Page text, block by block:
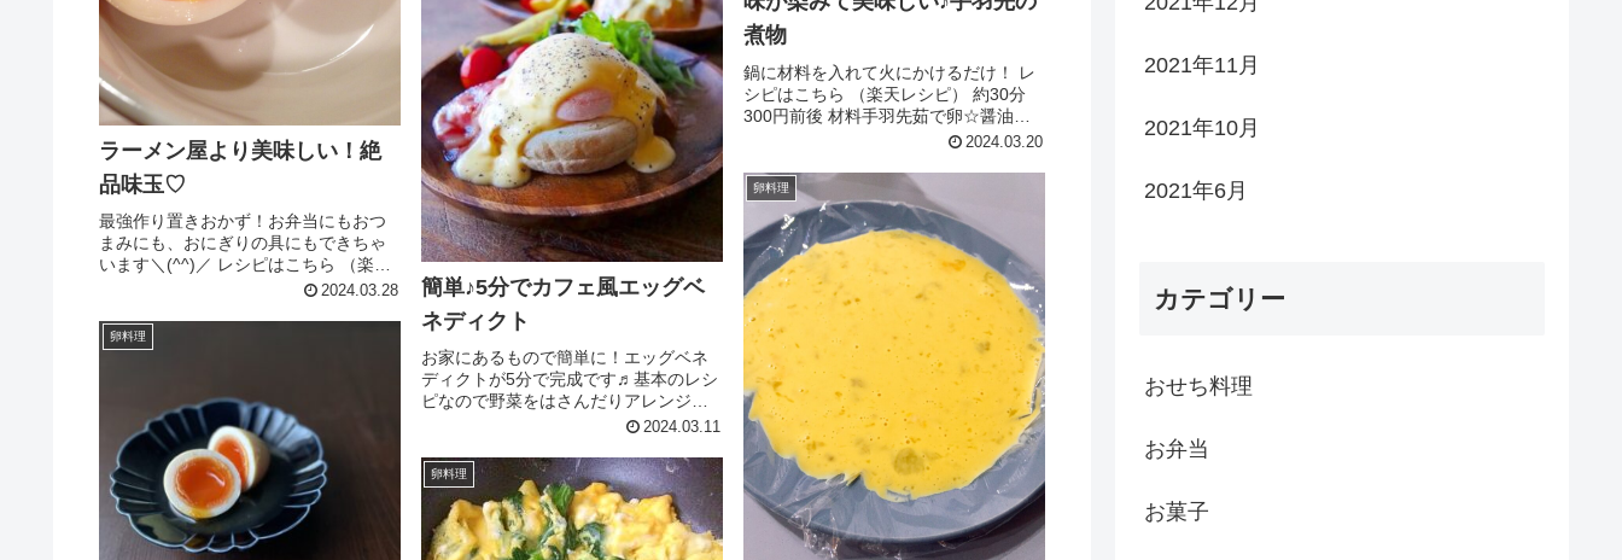
ラーメン屋より美味しい！絶
品味玉♡
最強作り置きおかず！お弁当にもおつ
まみにも、おにぎりの具にもできちゃ
います＼(^^)／ レシピはこちら （楽天
レシピ） 1時間以上 300円前後 材料卵
みりん☆醤油☆白だしみんなのレビュ
ー
2024.03.28
煮物
鍋に材料を入れて火にかけるだけ！ レ
シピはこちら （楽天レシピ） 約30分
300円前後 材料手羽先茹で卵☆醤油☆
砂糖☆酒☆和風だしの素☆おろししょ
2024.03.20
簡単♪5分でカフェ風エッグベ
ネディクト
お家にあるもので簡単に！エッグベネ
ディクトが5分で完成です♬基本のレシ
ピなので野菜をはさんだりアレンジし
てください レシピはこちら （楽天レシ
シュマフィン(食パン等でも)ベーコン卵
【オランデーズソース...
2024.03.11
卵料理
卵料理
卵料理
2021年11月
2021年10月
2021年6月
カテゴリー
おせち料理
お弁当
お菓子